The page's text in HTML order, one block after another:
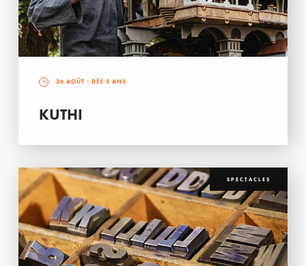
26 AOÛT - DÈS 3 ANS
KUTHI
SPECTACLES